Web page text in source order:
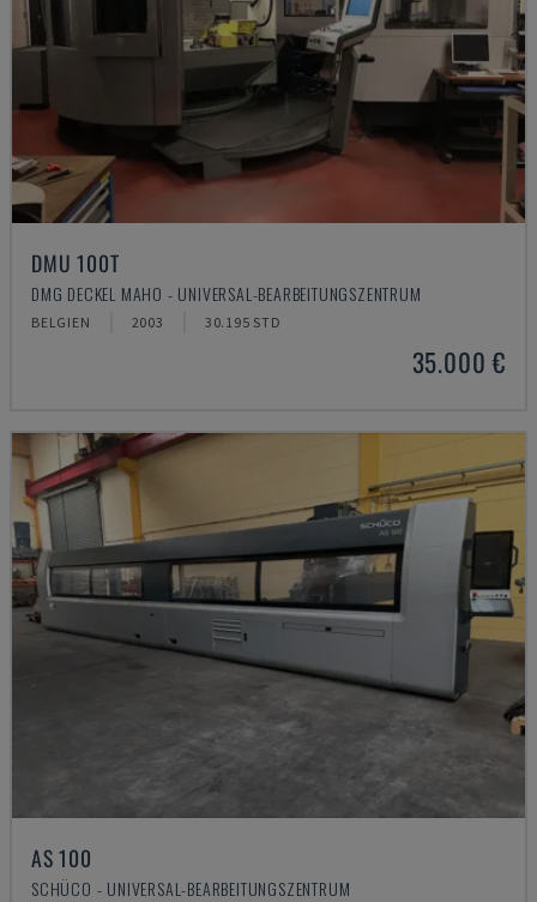
DMU 100T
DMG DECKEL MAHO - UNIVERSAL-BEARBEITUNGSZENTRUM
BELGIEN 2003 30.195 STD
35.000 €
AS 100
SCHÜCO - UNIVERSAL-BEARBEITUNGSZENTRUM